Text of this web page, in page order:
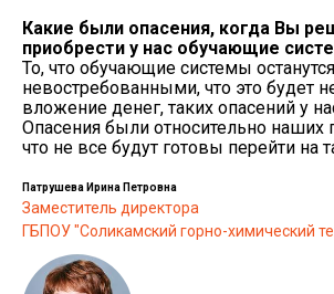
Какие были опасения, когда Вы
приобрести у нас обучающие
То, что обучающие системы останутся
невостребованными, что это будет
вложение денег, таких опасений у
Опасения были относительно наших
что не все будут готовы перейти на
Патрушева Ирина Петровна
Заместитель директора
ГБПОУ "Соликамский горно-химический